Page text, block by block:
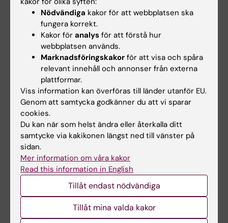
Uppdaterad av:
Webb Admin 2014-06-18
Relaterade artiklar
Sociala medier i
tonåren ökade inte
1 jul 2026
StratNeuro
studentkåren
Nödvändiga kakor för att webbplatsen ska
fungera korrekt.
Kakor för analys för att förstå hur
webbplatsen används.
Marknadsföringskakor för att visa och spåra
relevant innehåll och annonser från externa
plattformar.
Viss information kan överföras till länder utanför EU.
Genom att samtycka godkänner du att vi sparar
cookies.
Du kan när som helst ändra eller återkalla ditt
samtycke via kakikonen längst ned till vänster på
sidan.
Mer information om våra kakor
Read this information in English
Tillåt endast nödvändiga
Tillåt mina valda kakor